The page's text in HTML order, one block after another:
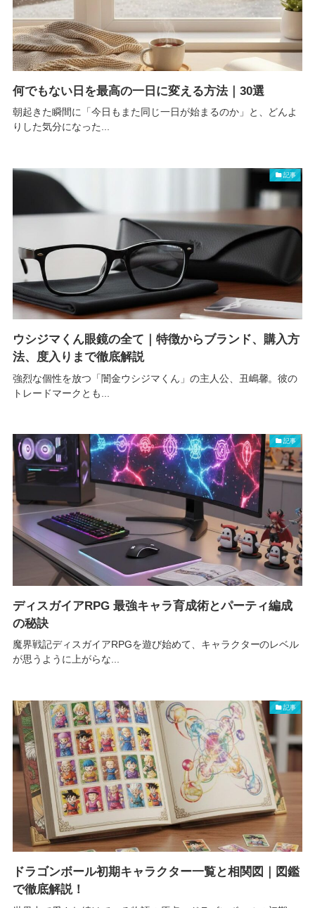
何でもない日を最高の一日に変える方法｜30選
朝起きた瞬間に「今日もまた同じ一日が始まるのか」と、どんよ
りした気分になった...
記事
ウシジマくん眼鏡の全て｜特徴からブランド、購入方
法、度入りまで徹底解説
強烈な個性を放つ「闇金ウシジマくん」の主人公、丑嶋馨。彼の
トレードマークとも...
記事
ディスガイアRPG 最強キャラ育成術とパーティ編成
の秘訣
魔界戦記ディスガイアRPGを遊び始めて、キャラクターのレベル
が思うように上がらな...
記事
ドラゴンボール初期キャラクター一覧と相関図｜図鑑
で徹底解説！